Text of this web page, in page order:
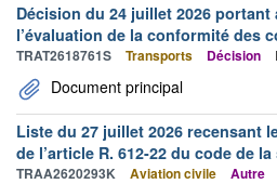
Décision du 24 juillet 2026 portant
l’évaluation de la conformité des
TRAT2618761S Transports Décision
Document principal
Liste du 27 juillet 2026 recensant
de l’article R. 612-22 du code de
TRAA2620293K Aviation civile Autre